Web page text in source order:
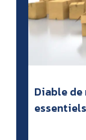
Diable